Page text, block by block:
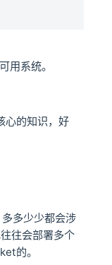
用系统。
心的知识，好
多少少都会涉
往会部署多个
的。